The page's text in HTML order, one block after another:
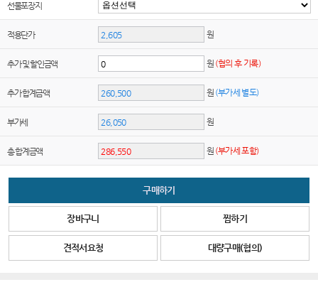
선물포장지
적용단가 원
추가 및 할인금액 원 (협의 후 기록)
추가 합계금액 원 (부가세 별도)
부가세 원
총 합계금액 원 (부가세 포함)
구매하기
장바구니 찜하기
견적서요청 대량구매(협의)